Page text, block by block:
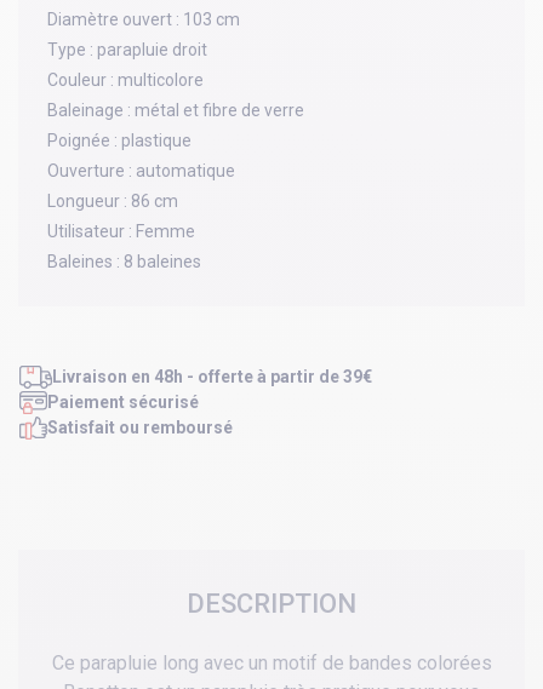
Diamètre ouvert : 103 cm
Type : parapluie droit
Couleur : multicolore
Baleinage : métal et fibre de verre
Poignée : plastique
Ouverture : automatique
Longueur : 86 cm
Utilisateur : Femme
Baleines : 8 baleines
Livraison en 48h - offerte à partir de 39€
Paiement sécurisé
Satisfait ou remboursé
DESCRIPTION
Ce parapluie long avec un motif de bandes colorées